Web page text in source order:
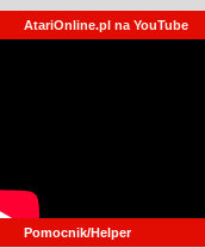
AtariOnline.pl na YouTube
Pomocnik/Helper